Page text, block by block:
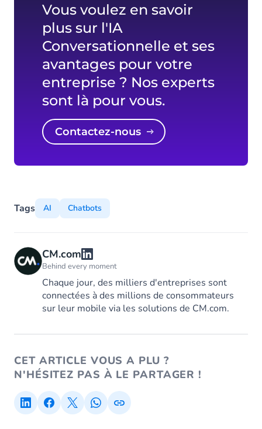
Vous voulez en savoir
plus sur l'IA
Conversationnelle et ses
avantages pour votre
entreprise ? Nos experts
sont là pour vous.
Contactez-nous
Tags AI Chatbots
CM.com
Behind every moment
Chaque jour, des milliers d'entreprises sont
connectées à des millions de consommateurs
sur leur mobile via les solutions de CM.com.
CET ARTICLE VOUS A PLU ?
N'HÉSITEZ PAS À LE PARTAGER !